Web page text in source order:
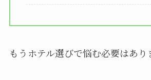
もうホテル選びで悩む必要はあり